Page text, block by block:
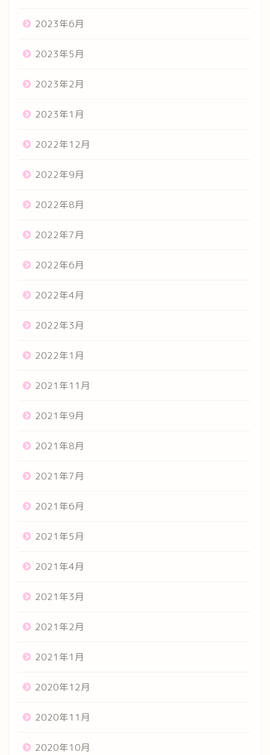
2023年6月
2023年5月
2023年2月
2023年1月
2022年12月
2022年9月
2022年8月
2022年7月
2022年6月
2022年4月
2022年3月
2022年1月
2021年11月
2021年9月
2021年8月
2021年7月
2021年6月
2021年5月
2021年4月
2021年3月
2021年2月
2021年1月
2020年12月
2020年11月
2020年10月